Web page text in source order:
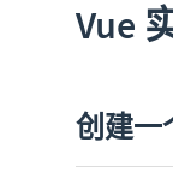
Vue
创建一